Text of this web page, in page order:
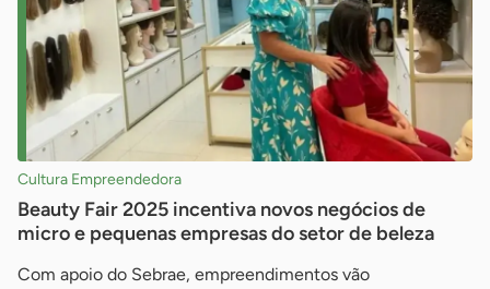
Cultura Empreendedora
Beauty Fair 2025 incentiva novos negócios de
micro e pequenas empresas do setor de beleza
Com apoio do Sebrae, empreendimentos vão